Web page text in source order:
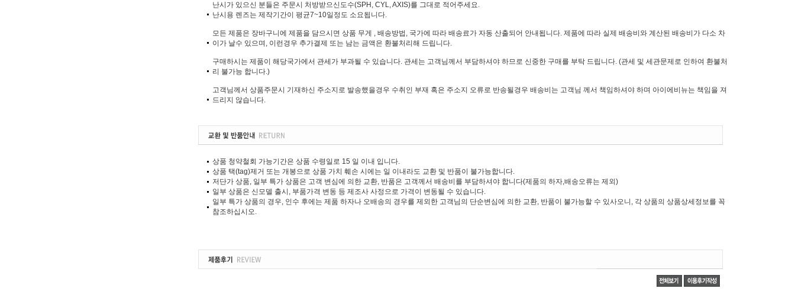
난시가 있으신 분들은 주문시 처방받으신도수(SPH, CYL, AXIS)를 그대로 적어주세요.
난시용 렌즈는 제작기간이 평균7~10일정도 소요됩니다.
모든 제품은 장바구니에 제품을 담으시면 상품 무게 , 배송방법, 국가에 따라 배송료가 자동 산출되어 안내됩니다. 제품에 따라 실제 배송비와 계산된 배송비가 다소 차
이가 날수 있으며, 이런경우 추가결제 또는 남는 금액은 환불처리해 드립니다.
구매하시는 제품이 해당국가에서 관세가 부과될 수 있습니다. 관세는 고객님께서 부담하셔야 하므로 신중한 구매를 부탁 드립니다. (관세 및 세관문제로 인하여 환불처
리 불가능 합니다.)
고객님께서 상품주문시 기재하신 주소지로 발송했을경우 수취인 부재 혹은 주소지 오류로 반송될경우 배송비는 고객님 께서 책임하셔야 하며 아이에비뉴는 책임을 져
드리지 않습니다.
상품 청약철회 가능기간은 상품 수령일로 15 일 이내 입니다.
상품 택(tag)제거 또는 개봉으로 상품 가치 훼손 시에는 일 이내라도 교환 및 반품이 불가능합니다.
저단가 상품, 일부 특가 상품은 고객 변심에 의한 교환, 반품은 고객께서 배송비를 부담하셔야 합니다(제품의 하자,배송오류는 제외)
일부 상품은 신모델 출시, 부품가격 변동 등 제조사 사정으로 가격이 변동될 수 있습니다.
일부 특가 상품의 경우, 인수 후에는 제품 하자나 오배송의 경우를 제외한 고객님의 단순변심에 의한 교환, 반품이 불가능할 수 있사오니, 각 상품의 상품상세정보를 꼭
참조하십시오.